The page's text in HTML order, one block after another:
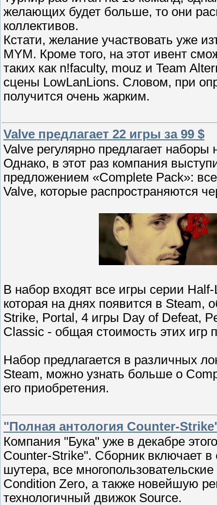
желающих будет больше, то они
коллективов.
Кстати, желание участвовать уже
MYM. Кроме того, на этот ивент
таких как n!faculty, mouz и Team
сцены LowLanLions. Cловом, при
получится очень жарким.
Valve предлагает 22 игры за 99 $
Valve регулярно предлагает
Однако, в этот раз компания
предложением «Complete Pack»:
Valve, которые распространяются
В набор входят все игры серии
которая на днях появится в Steam,
Strike, Portal, 4 игры Day of Defeat,
Classic - общая стоимость этих игр
Набор предлагается в различных
Steam, можно узнать больше о
его приобретения.
"Полная антология Counter-
Компания "Бука" уже в декабре
Counter-Strike". Сборник включает в
шутера, все
Condition Zero, а также новейшую
технологичный движок Source.